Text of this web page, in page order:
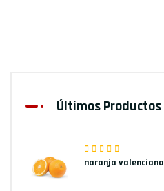
Últimos Productos
naranja valenciana